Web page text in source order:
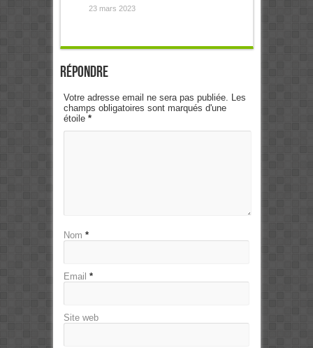
23 mars 2023
Répondre
Votre adresse email ne sera pas publiée. Les
champs obligatoires sont marqués d'une
étoile *
Nom *
Email *
Site web